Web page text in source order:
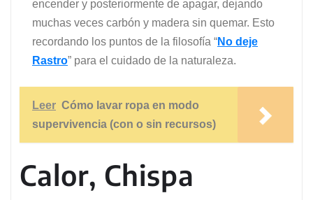
encender y posteriormente de apagar, dejando
muchas veces carbón y madera sin quemar. Esto
recordando los puntos de la filosofía “No deje
Rastro” para el cuidado de la naturaleza.
Leer Cómo lavar ropa en modo
supervivencia (con o sin recursos)
Calor, Chispa